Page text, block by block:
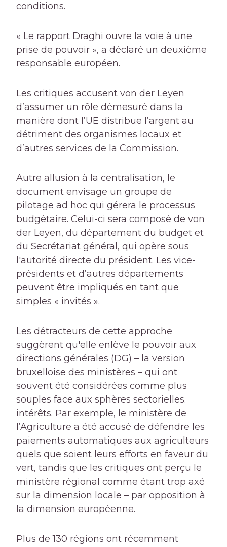
conditions.
« Le rapport Draghi ouvre la voie à une
prise de pouvoir », a déclaré un deuxième
responsable européen.
Les critiques accusent von der Leyen
d’assumer un rôle démesuré dans la
manière dont l’UE distribue l’argent au
détriment des organismes locaux et
d’autres services de la Commission.
Autre allusion à la centralisation, le
document envisage un groupe de
pilotage ad hoc qui gérera le processus
budgétaire. Celui-ci sera composé de von
der Leyen, du département du budget et
du Secrétariat général, qui opère sous
l'autorité directe du président. Les vice-
présidents et d’autres départements
peuvent être impliqués en tant que
simples « invités ».
Les détracteurs de cette approche
suggèrent qu'elle enlève le pouvoir aux
directions générales (DG) – la version
bruxelloise des ministères – qui ont
souvent été considérées comme plus
souples face aux sphères sectorielles.
intérêts. Par exemple, le ministère de
l’Agriculture a été accusé de défendre les
paiements automatiques aux agriculteurs
quels que soient leurs efforts en faveur du
vert, tandis que les critiques ont perçu le
ministère régional comme étant trop axé
sur la dimension locale – par opposition à
la dimension européenne.
Plus de 130 régions ont récemment